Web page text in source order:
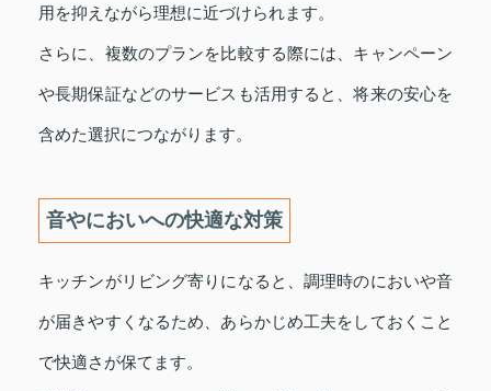
用を抑えながら理想に近づけられます。
さらに、複数のプランを比較する際には、キャンペーン
や長期保証などのサービスも活用すると、将来の安心を
含めた選択につながります。
音やにおいへの快適な対策
キッチンがリビング寄りになると、調理時のにおいや音
が届きやすくなるため、あらかじめ工夫をしておくこと
で快適さが保てます。